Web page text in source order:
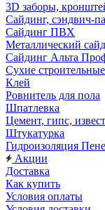
3D заборы,
Cайдинг, сэндвич-
Сайдинг ПВХ
Металлический
Сайдинг Альта
Сухие
Клей
Ровнитель для пола
Шпатлевка
Цемент, гипс,
Штукатурка
Гидроизоляция
Акции
Доставка
Как купить
Условия оплаты